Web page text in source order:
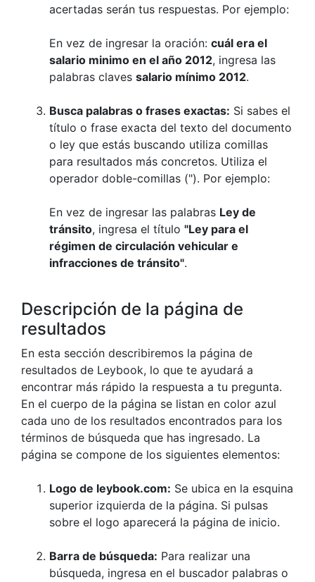
acertadas serán tus respuestas. Por ejemplo:
En vez de ingresar la oración: cuál era el
salario minimo en el año 2012, ingresa las
palabras claves salario mínimo 2012.
Busca palabras o frases exactas: Si sabes el
título o frase exacta del texto del documento
o ley que estás buscando utiliza comillas
para resultados más concretos. Utiliza el
operador doble-comillas ("). Por ejemplo:
En vez de ingresar las palabras Ley de
tránsito, ingresa el título "Ley para el
régimen de circulación vehicular e
infracciones de tránsito".
Descripción de la página de
resultados
En esta sección describiremos la página de
resultados de Leybook, lo que te ayudará a
encontrar más rápido la respuesta a tu pregunta.
En el cuerpo de la página se listan en color azul
cada uno de los resultados encontrados para los
términos de búsqueda que has ingresado. La
página se compone de los siguientes elementos:
Logo de leybook.com: Se ubica en la esquina
superior izquierda de la página. Si pulsas
sobre el logo aparecerá la página de inicio.
Barra de búsqueda: Para realizar una
búsqueda, ingresa en el buscador palabras o